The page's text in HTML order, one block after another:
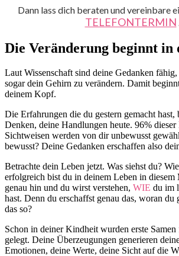
Dann lass dich beraten und vereinbare
TELEFONTERMIN
Die Veränderung beginnt in
Laut Wissenschaft sind deine Gedanken
sogar dein Gehirn zu verändern. Damit
deinem Kopf.
Die Erfahrungen die du gestern gemacht hast,
Denken, deine Handlungen heute. 96%
Sichtweisen werden von dir unbewusst
bewusst? Deine Gedanken erschaffen also
Betrachte dein Leben jetzt. Was siehst du?
erfolgreich bist du in deinem Leben in diesem
genau hin und du wirst verstehen, WIE du im
hast. Denn du erschaffst genau das, woran du
das so?
Schon in deiner Kindheit wurden erste
gelegt. Deine Überzeugungen generieren
Emotionen, deine Werte, deine Sicht auf die